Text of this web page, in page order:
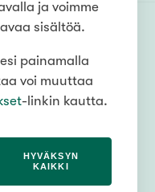
Reijola (1)
Reijola niin
isoihin
Sadat
että meillä
tieto, mitä
Katso alta kaikki
ja voimme
sisältöä.
painamalla
voi muuttaa
-linkin kautta.
HYVÄKSYN
KAIKKI